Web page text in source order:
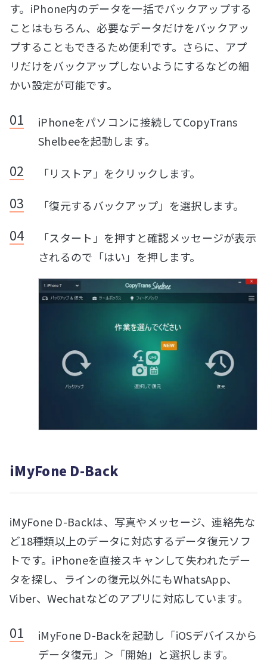
す。iPhone内のデータを一括でバックアップする
ことはもちろん、必要なデータだけをバックアッ
プすることもできるため便利です。さらに、アプ
リだけをバックアップしないようにするなどの細
かい設定が可能です。
iPhoneをパソコンに接続してCopyTrans
Shelbeeを起動します。
「リストア」をクリックします。
「復元するバックアップ」を選択します。
「スタート」を押すと確認メッセージが表示
されるので「はい」を押します。
iMyFone D-Back
iMyFone D-Backは、写真やメッセージ、連絡先な
ど18種類以上のデータに対応するデータ復元ソフ
トです。iPhoneを直接スキャンして失われたデー
タを探し、ラインの復元以外にもWhatsApp、
Viber、Wechatなどのアプリに対応しています。
iMyFone D-Backを起動し「iOSデバイスから
データ復元」＞「開始」と選択します。